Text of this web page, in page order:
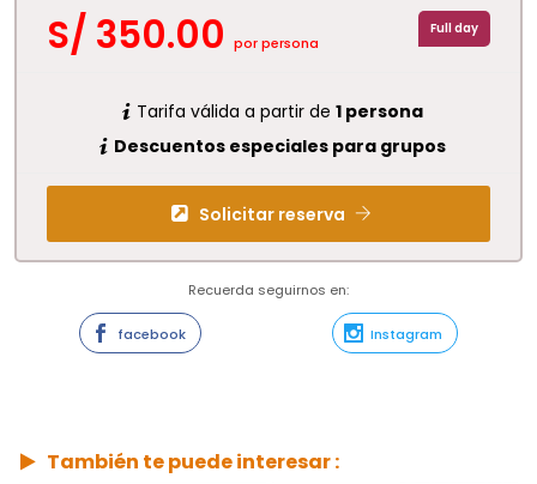
S/ 350.00 por persona
Full day
Tarifa válida a partir de1 persona
Descuentos especiales para grupos
Solicitar reserva
Recuerda seguirnos en:
facebook Instagram
También te puede interesar :